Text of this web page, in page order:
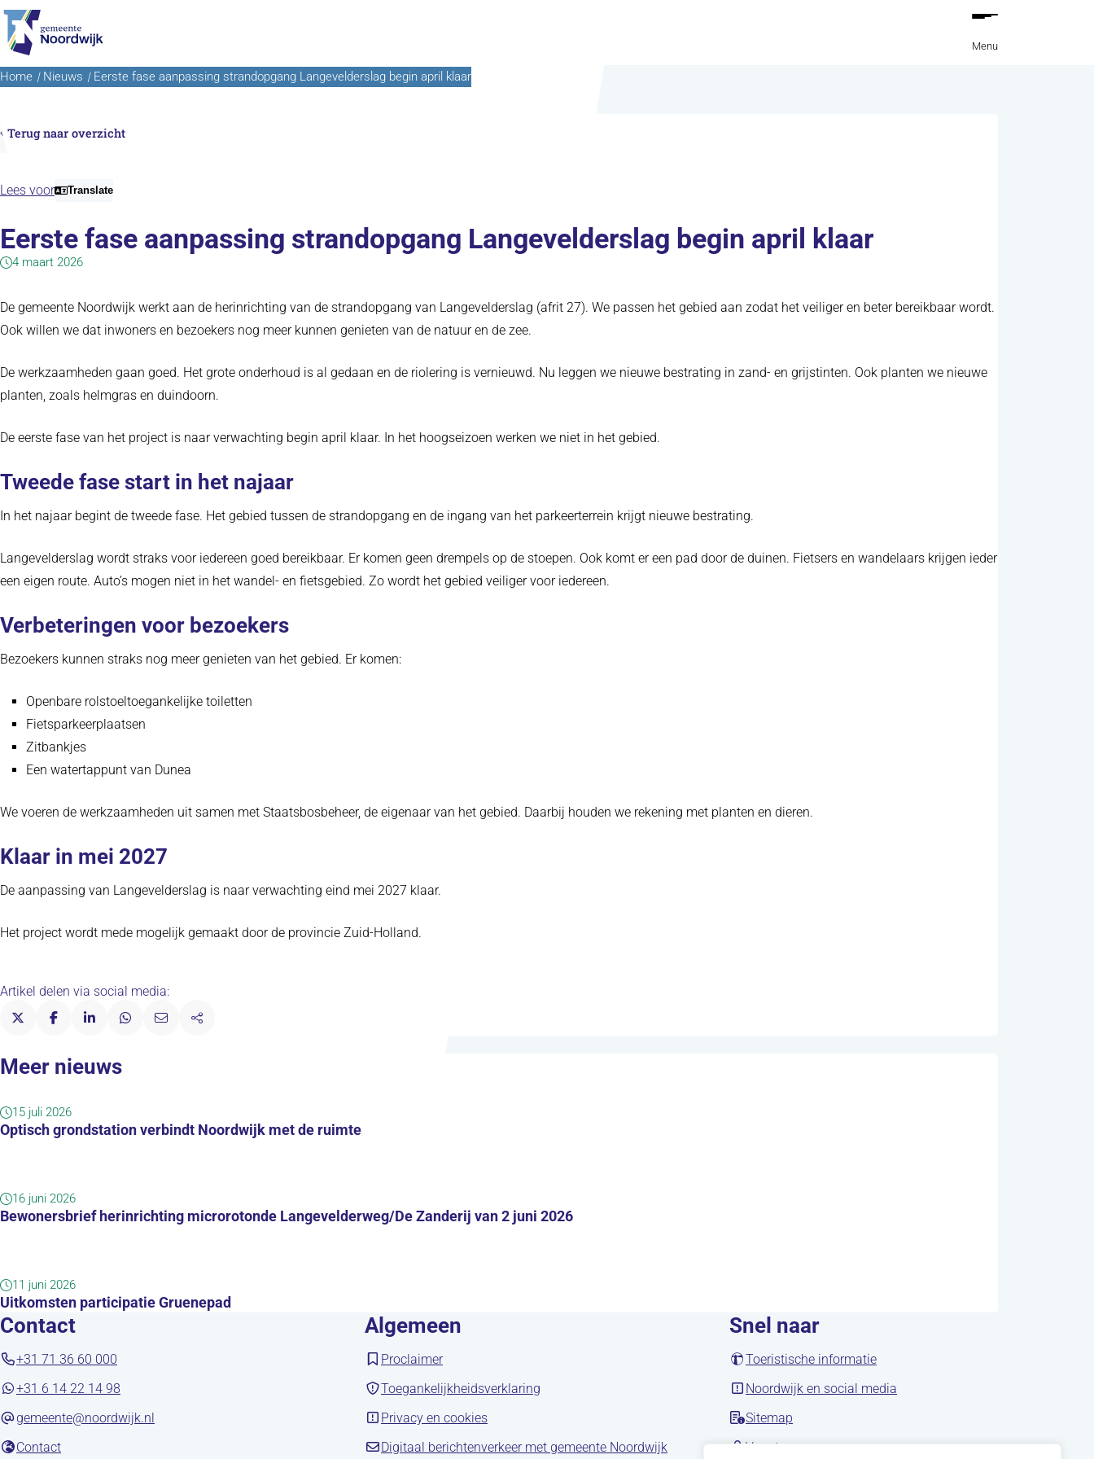
Ga naar de inhoud
Menu
Home Nieuws Eerste fase aanpassing strandopgang Langevelderslag begin april klaar
Terug naar overzicht
Lees voor Translate
Eerste fase aanpassing strandopgang Langevelderslag begin april klaar
4 maart 2026
De gemeente Noordwijk werkt aan de herinrichting van de strandopgang van Langevelderslag (afrit 27). We passen het gebied aan zodat het veiliger en beter bereikbaar wordt.
Ook willen we dat inwoners en bezoekers nog meer kunnen genieten van de natuur en de zee.
De werkzaamheden gaan goed. Het grote onderhoud is al gedaan en de riolering is vernieuwd. Nu leggen we nieuwe bestrating in zand- en grijstinten. Ook planten we nieuwe
planten, zoals helmgras en duindoorn.
De eerste fase van het project is naar verwachting begin april klaar. In het hoogseizoen werken we niet in het gebied.
Tweede fase start in het najaar
In het najaar begint de tweede fase. Het gebied tussen de strandopgang en de ingang van het parkeerterrein krijgt nieuwe bestrating.
Langevelderslag wordt straks voor iedereen goed bereikbaar. Er komen geen drempels op de stoepen. Ook komt er een pad door de duinen. Fietsers en wandelaars krijgen ieder
een eigen route. Auto’s mogen niet in het wandel- en fietsgebied. Zo wordt het gebied veiliger voor iedereen.
Verbeteringen voor bezoekers
Bezoekers kunnen straks nog meer genieten van het gebied. Er komen:
Openbare rolstoeltoegankelijke toiletten
Fietsparkeerplaatsen
Zitbankjes
Een watertappunt van Dunea
We voeren de werkzaamheden uit samen met Staatsbosbeheer, de eigenaar van het gebied. Daarbij houden we rekening met planten en dieren.
Klaar in mei 2027
De aanpassing van Langevelderslag is naar verwachting eind mei 2027 klaar.
Het project wordt mede mogelijk gemaakt door de provincie Zuid-Holland.
Artikel delen via social media:
Meer nieuws
Optisch grondstation verbindt Noordwijk met de ruimte
15 juli 2026
Bewonersbrief herinrichting microrotonde Langevelderweg/De Zanderij van 2 juni 2026
16 juni 2026
Uitkomsten participatie Gruenepad
11 juni 2026
Contact
+31 71 36 60 000
+31 6 14 22 14 98
gemeente@noordwijk.nl
Contact(opent in nieuw tabblad)
Algemeen
Proclaimer(opent in nieuw tabblad)
Toegankelijkheidsverklaring
Privacy en cookies(opent in nieuw tabblad)
Digitaal berichtenverkeer met gemeente Noordwijk(opent in nieuw tabblad)
Snel naar
Toeristische informatie(opent in nieuw tabblad)
Noordwijk en social media
Sitemap
Vacatures(opent in nieuw tabblad)